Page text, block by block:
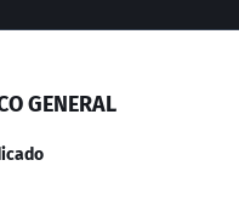
GENERAL